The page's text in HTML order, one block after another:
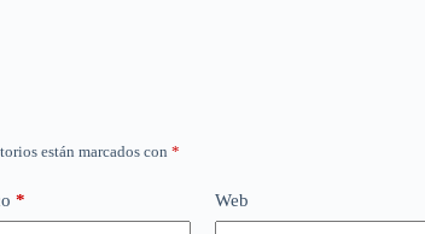
están marcados con *
* Web